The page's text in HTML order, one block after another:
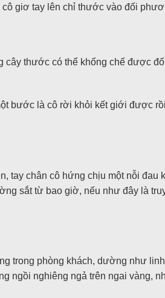
cô giơ tay lên chỉ thước vào đối
cây thước có thể khống chế được
bước là cô rời khỏi kết giới được
tay chân cô hứng chịu một nỗi
sắt từ bao giờ, nếu như đây là
trong phòng khách, dường như
ngồi nghiêng ngả trên ngai vàng,